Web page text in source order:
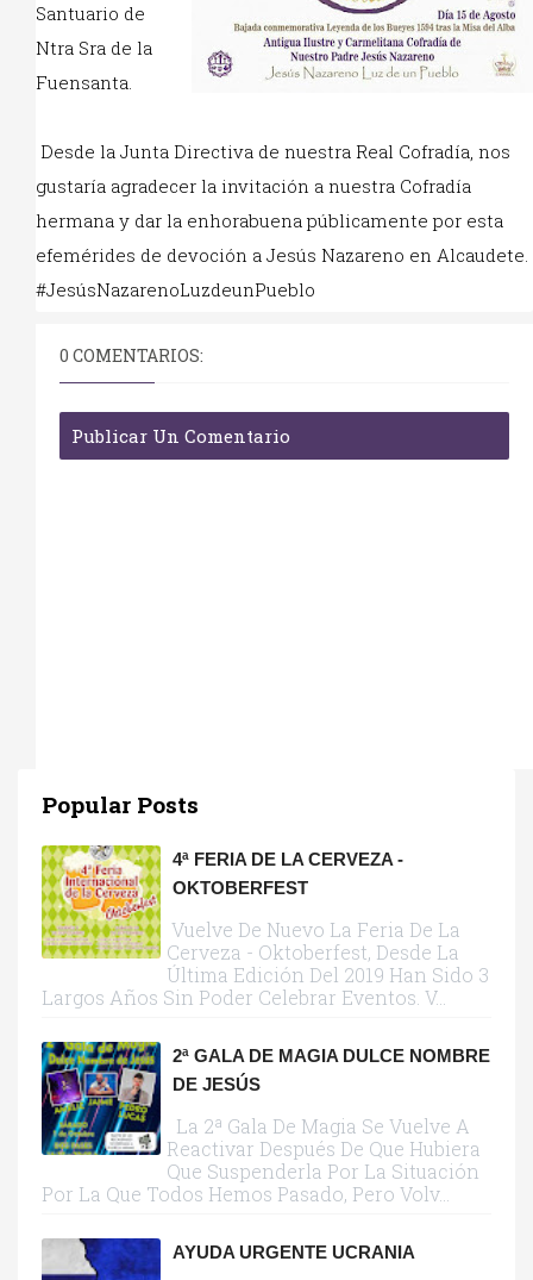
Santuario de
Ntra Sra de la
Fuensanta.
Desde la Junta Directiva de nuestra Real Cofradía, nos
gustaría agradecer la invitación a nuestra Cofradía
hermana y dar la enhorabuena públicamente por esta
efemérides de devoción a Jesús Nazareno en Alcaudete.
#JesúsNazarenoLuzdeunPueblo
0 COMENTARIOS:
Publicar Un Comentario
Popular Posts
4ª FERIA DE LA CERVEZA -
OKTOBERFEST
Vuelve De Nuevo La Feria De La
Cerveza - Oktoberfest, Desde La
Última Edición Del 2019 Han Sido 3
Largos Años Sin Poder Celebrar Eventos. V...
2ª GALA DE MAGIA DULCE NOMBRE
DE JESÚS
La 2ª Gala De Magia Se Vuelve A
Reactivar Después De Que Hubiera
Que Suspenderla Por La Situación
Por La Que Todos Hemos Pasado, Pero Volv...
AYUDA URGENTE UCRANIA